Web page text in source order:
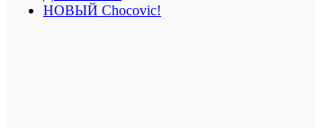
НОВЫЙ Chocovic!